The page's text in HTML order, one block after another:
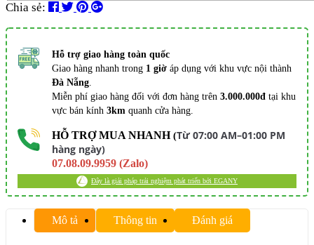
Chia sẻ:
Hỗ trợ giao hàng toàn quốc
Giao hàng nhanh trong 1 giờ áp dụng với khu vực nội thành
Đà Nẵng
Miễn phí giao hàng đối với đơn hàng trên3.000.000đ tại khu
vực bán kính3km quanh cửa hàng.
HỖ TRỢ MUA NHANH(Từ 07:00 AM–01:00 PM
hàng ngày)
07.08.09.9959 (Zalo)
Đây là giải pháp trải nghiệm phát triển bởi EGANY
Mô tả Thông tin Đánh giá